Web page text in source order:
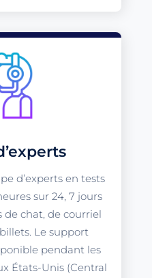
d’experts en tests
sur 24, 7 jours
de chat, de courriel
Le support
pendant les
États-Unis (Central